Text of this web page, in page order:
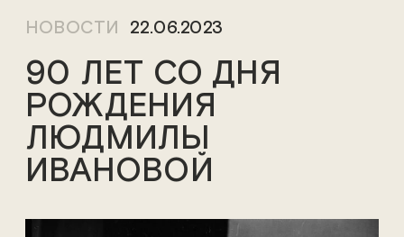
НОВОСТИ 22.06.2023
90 ЛЕТ СО ДНЯ
РОЖДЕНИЯ
ЛЮДМИЛЫ
ИВАНОВОЙ